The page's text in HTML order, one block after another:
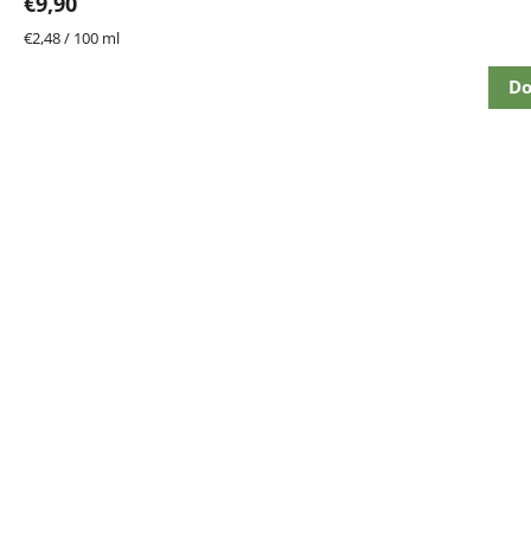
5
hviezdičiek.
Jednotková
€2,48 / 100 ml